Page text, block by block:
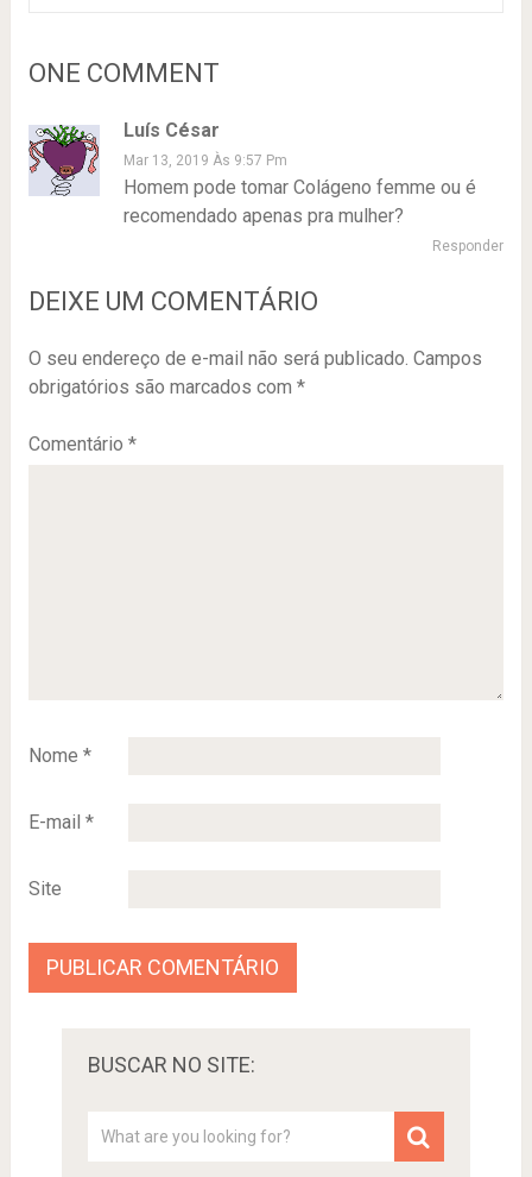
ONE COMMENT
Luís César
Mar 13, 2019 Às 9:57 Pm
Homem pode tomar Colágeno femme ou é
recomendado apenas pra mulher?
Responder
DEIXE UM COMENTÁRIO
O seu endereço de e-mail não será publicado. Campos
obrigatórios são marcados com *
Comentário *
Nome *
E-mail *
Site
BUSCAR NO SITE: